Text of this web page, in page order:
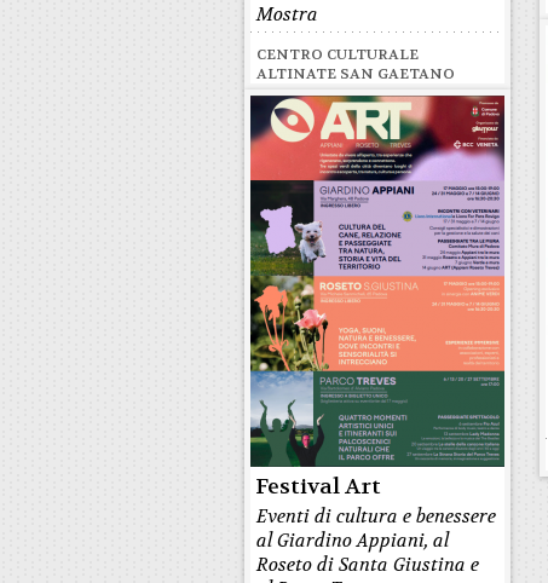
Mostra
CENTRO CULTURALE
ALTINATE SAN GAETANO
Festival Art
Eventi di cultura e benessere
al Giardino Appiani, al
Roseto di Santa Giustina e